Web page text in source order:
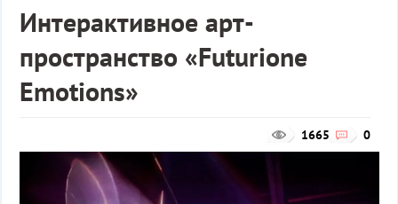
Интерактивное арт-
пространство «Futurione
Emotions»
0
1665